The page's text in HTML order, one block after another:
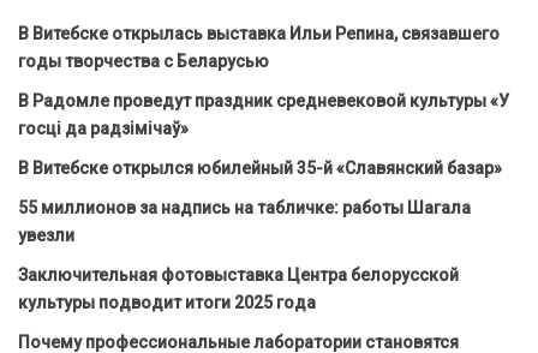
В Витебске открылась выставка Ильи Репина, связавшего
годы творчества с Беларусью
В Радомле проведут праздник средневековой культуры «У
госці да радзімічаў»
В Витебске открылся юбилейный 35-й «Славянский базар»
55 миллионов за надпись на табличке: работы Шагала
увезли
Заключительная фотовыставка Центра белорусской
культуры подводит итоги 2025 года
Почему профессиональные лаборатории становятся